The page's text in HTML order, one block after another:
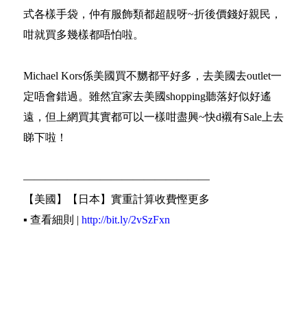
式各樣手袋，仲有服飾類都超靚呀~折後價錢好親民，
咁就買多幾樣都唔怕啦。
Michael Kors係美國買不嬲都平好多，去美國去outlet一
定唔會錯過。雖然宜家去美國shopping聽落好似好遙
遠，但上網買其實都可以一樣咁盡興~快d襯有Sale上去
睇下啦！
—————————————————
【美國】【日本】實重計算收費慳更多
▪️ 查看細則 | http://bit.ly/2vSzFxn